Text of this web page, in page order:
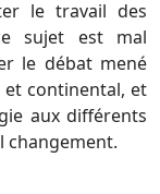
le travail des
sujet est mal
le débat mené
et continental, et
aux différents
changement.